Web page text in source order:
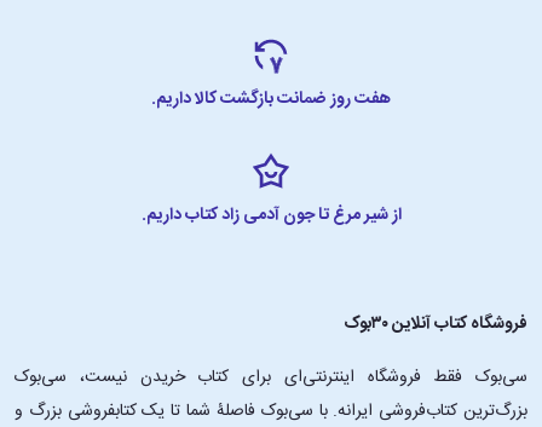
هفت روز ضمانت بازگشت کالا داریم.
از شیر مرغ تا جون آدمی زاد کتاب داریم.
فروشگاه کتاب آنلاین ۳۰بوک
سی‌بوک فقط فروشگاه اینترنتی‌ای برای کتاب خریدن نیست، سی‌بوک
بزرگ‌ترین کتاب‌فروشی ایرانه. با سی‌بوک فاصلۀ شما تا یک کتابفروشی بزرگ و